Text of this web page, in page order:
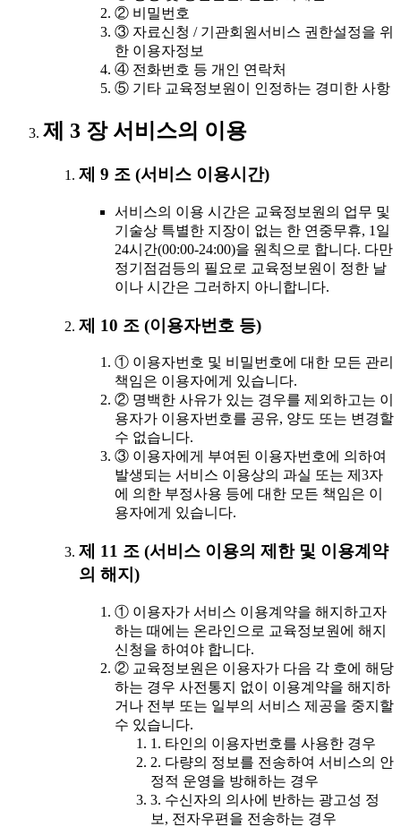
② 비밀번호
③ 자료신청 / 기관회원서비스 권한설정을 위
한 이용자정보
④ 전화번호 등 개인 연락처
⑤ 기타 교육정보원이 인정하는 경미한 사항
제 3 장 서비스의 이용
제 9 조 (서비스 이용시간)
서비스의 이용 시간은 교육정보원의 업무 및
기술상 특별한 지장이 없는 한 연중무휴, 1일
24시간(00:00-24:00)을 원칙으로 합니다. 다만
정기점검등의 필요로 교육정보원이 정한 날
이나 시간은 그러하지 아니합니다.
제 10 조 (이용자번호 등)
① 이용자번호 및 비밀번호에 대한 모든 관리
책임은 이용자에게 있습니다.
② 명백한 사유가 있는 경우를 제외하고는 이
용자가 이용자번호를 공유, 양도 또는 변경할
수 없습니다.
③ 이용자에게 부여된 이용자번호에 의하여
발생되는 서비스 이용상의 과실 또는 제3자
에 의한 부정사용 등에 대한 모든 책임은 이
용자에게 있습니다.
제 11 조 (서비스 이용의 제한 및 이용계약
의 해지)
① 이용자가 서비스 이용계약을 해지하고자
하는 때에는 온라인으로 교육정보원에 해지
신청을 하여야 합니다.
② 교육정보원은 이용자가 다음 각 호에 해당
하는 경우 사전통지 없이 이용계약을 해지하
거나 전부 또는 일부의 서비스 제공을 중지할
수 있습니다.
1. 타인의 이용자번호를 사용한 경우
2. 다량의 정보를 전송하여 서비스의 안
정적 운영을 방해하는 경우
3. 수신자의 의사에 반하는 광고성 정
보, 전자우편을 전송하는 경우